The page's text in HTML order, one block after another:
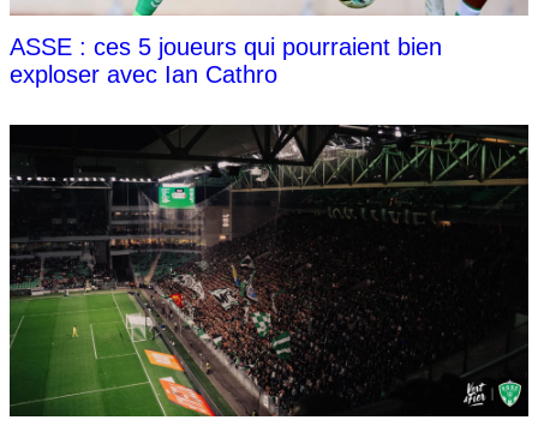
ASSE : ces 5 joueurs qui pourraient bien
exploser avec Ian Cathro